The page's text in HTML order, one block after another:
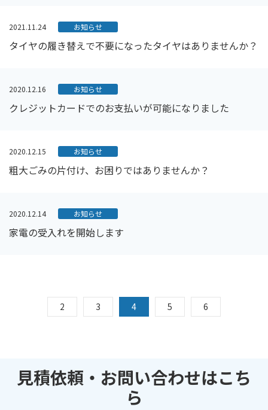
2021.11.24 お知らせ
タイヤの履き替えで不要になったタイヤはありませんか？
2020.12.16 お知らせ
クレジットカードでのお支払いが可能になりました
2020.12.15 お知らせ
粗大ごみの片付け、お困りではありませんか？
2020.12.14 お知らせ
家電の受入れを開始します
2 3 4 5 6
見積依頼・お問い合わせはこち
ら